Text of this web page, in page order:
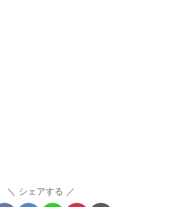
シェアする